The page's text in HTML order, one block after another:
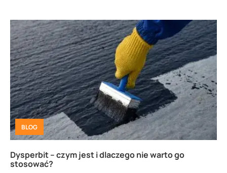
BLOG
Dysperbit – czym jest i dlaczego nie warto go
stosować?